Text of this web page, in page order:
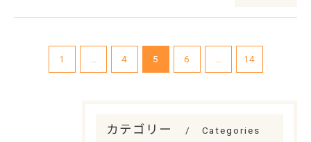
1 4 5 6 14
カテゴリー Categories